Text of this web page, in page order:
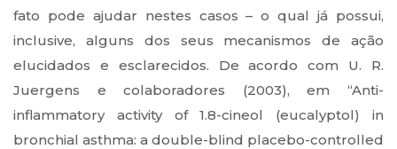
fato pode ajudar nestes casos – o qual já possui,
inclusive, alguns dos seus mecanismos de ação
elucidados e esclarecidos. De acordo com U. R.
Juergens e colaboradores (2003), em “Anti-
inflammatory activity of 1.8-cineol (eucalyptol) in
bronchial asthma: a double-blind placebo-controlled